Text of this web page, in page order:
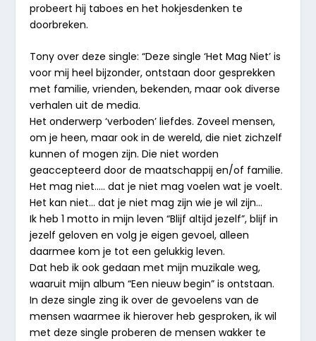
probeert hij taboes en het hokjesdenken te
doorbreken.
Tony over deze single: “Deze single ‘Het Mag Niet’ is
voor mij heel bijzonder, ontstaan door gesprekken
met familie, vrienden, bekenden, maar ook diverse
verhalen uit de media.
Het onderwerp ‘verboden’ liefdes. Zoveel mensen,
om je heen, maar ook in de wereld, die niet zichzelf
kunnen of mogen zijn. Die niet worden
geaccepteerd door de maatschappij en/of familie.
Het mag niet….. dat je niet mag voelen wat je voelt.
Het kan niet… dat je niet mag zijn wie je wil zijn…
Ik heb 1 motto in mijn leven “Blijf altijd jezelf”, blijf in
jezelf geloven en volg je eigen gevoel, alleen
daarmee kom je tot een gelukkig leven.
Dat heb ik ook gedaan met mijn muzikale weg,
waaruit mijn album “Een nieuw begin” is ontstaan.
In deze single zing ik over de gevoelens van de
mensen waarmee ik hierover heb gesproken, ik wil
met deze single proberen de mensen wakker te